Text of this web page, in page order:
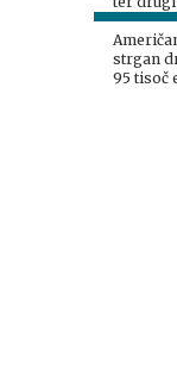
dobili
strgan
95 tisoč